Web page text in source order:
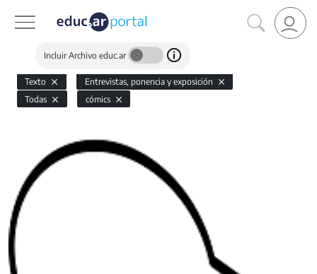
Incluir Archivo educ.ar
Texto
Entrevistas, ponencia y exposición
Todas
cómics